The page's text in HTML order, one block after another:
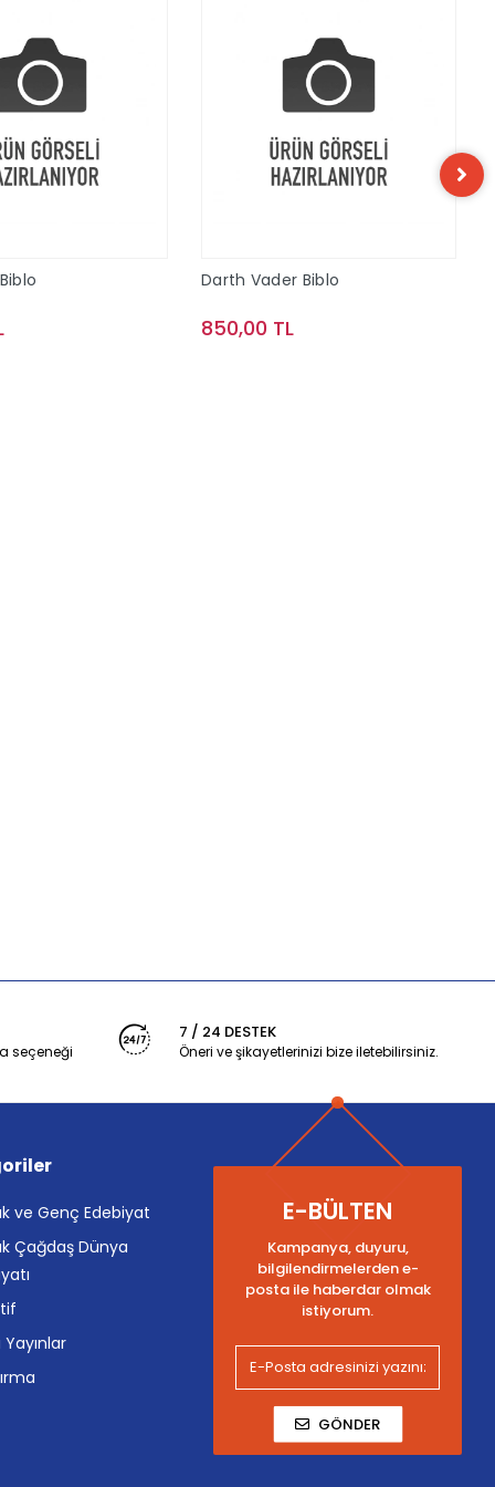
Darth Vader Biblo
850,00 TL
seçeneği
7 / 24 DESTEK
Öneri ve şikayetlerinizi bize iletebilirsiniz.
ve Genç Edebiyat
Çağdaş Dünya
Yayınlar
E-BÜLTEN
Kampanya, duyuru,
bilgilendirmelerden e-
posta ile haberdar olmak
istiyorum.
GÖNDER